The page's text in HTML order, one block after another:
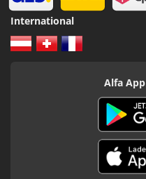
International
Alfa App